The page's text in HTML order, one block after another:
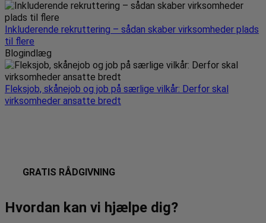
Inkluderende rekruttering – sådan skaber virksomheder plads
til flere
Blogindlæg
Fleksjob, skånejob og job på særlige vilkår: Derfor skal
virksomheder ansatte bredt
GRATIS RÅDGIVNING
Hvordan kan vi hjælpe dig?